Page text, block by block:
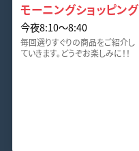
モーニングショッピング
今夜8:10〜8:40
毎回選りすぐりの商品をご紹介し
ていきます。どうぞお楽しみに！！